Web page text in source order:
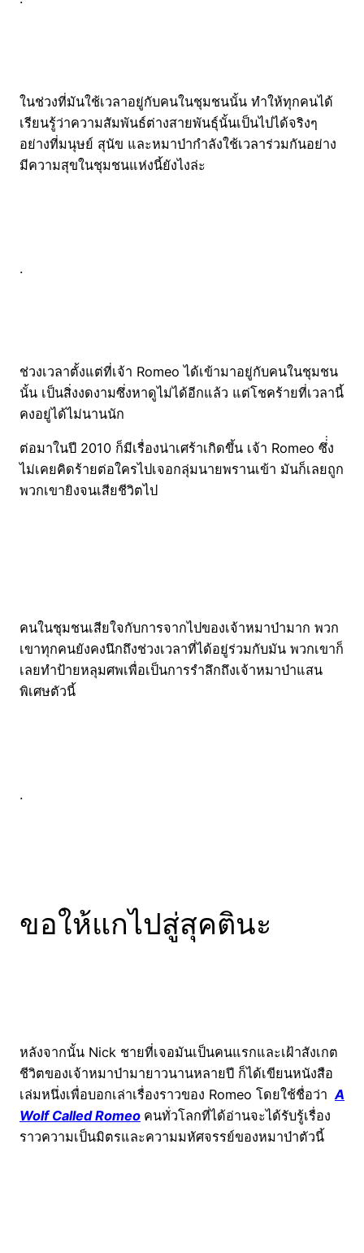
ในช่วงที่มันใช้เวลาอยู่กับคนในชุมชนนั้น ทำให้ทุกคนได้
เรียนรู้ว่าความสัมพันธ์ต่างสายพันธุ์นั้นเป็นไปได้จริงๆ
อย่างที่มนุษย์ สุนัข และหมาป่ากำลังใช้เวลาร่วมกันอย่าง
มีความสุขในชุมชนแห่งนี้ยังไงล่ะ
.
ช่วงเวลาตั้งแต่ที่เจ้า Romeo ได้เข้ามาอยู่กับคนในชุมชน
นั้น เป็นสิ่งงดงามซึ่งหาดูไม่ได้อีกแล้ว แต่โชคร้ายที่เวลานี้
คงอยู่ได้ไม่นานนัก
ต่อมาในปี 2010 ก็มีเรื่องน่าเศร้าเกิดขึ้น เจ้า Romeo ซึ่่ง
ไม่เคยคิดร้ายต่อใครไปเจอกลุ่มนายพรานเข้า มันก็เลยถูก
พวกเขายิงจนเสียชีวิตไป
คนในชุมชนเสียใจกับการจากไปของเจ้าหมาป่ามาก พวก
เขาทุกคนยังคงนึกถึงช่วงเวลาที่ได้อยู่ร่วมกับมัน พวกเขาก็
เลยทำป้ายหลุมศพเพื่อเป็นการรำลึกถึงเจ้าหมาป่าแสน
พิเศษตัวนี้
.
ขอให้แกไปสู่สุคตินะ
หลังจากนั้น Nick ชายที่เจอมันเป็นคนแรกและเฝ้าสังเกต
ชีวิตของเจ้าหมาป่ามายาวนานหลายปี ก็ได้เขียนหนังสือ
เล่มหนึ่งเพื่อบอกเล่าเรื่องราวของ Romeo โดยใช้ชื่อว่า A
Wolf Called Romeo คนทั่วโลกที่ได้อ่านจะได้รับรู้เรื่อง
ราวความเป็นมิตรและความมหัศจรรย์ของหมาป่าตัวนี้